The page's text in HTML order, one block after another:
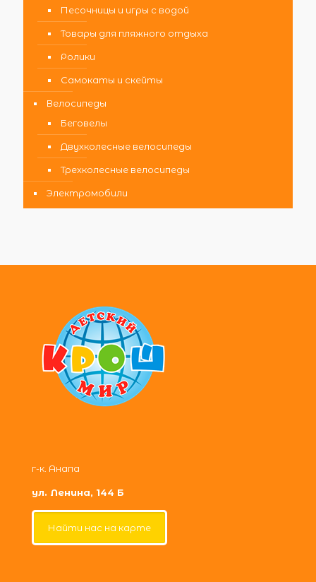
Песочницы и игры с водой
Товары для пляжного отдыха
Ролики
Самокаты и скейты
Велосипеды
Беговелы
Двухколесные велосипеды
Трехколесные велосипеды
Электромобили
г-к. Анапа
ул. Ленина, 144 Б
Найти нас на карте